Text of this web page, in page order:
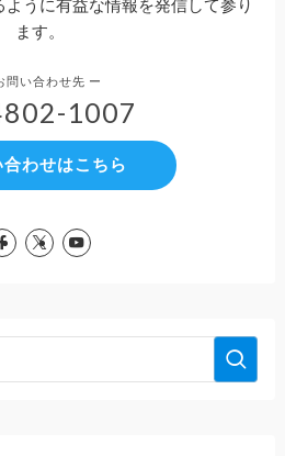
うに有益な情報を発信して参り
ます。
1007
合わせはこちら